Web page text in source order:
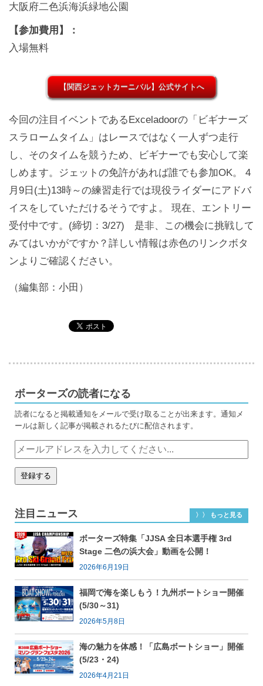
大阪府二色浜海浜緑地公園
【参加費用】：
入場無料
【関西ジェットカーニバル】公式サイトへ
今回の注目イベントであるExceladoorの「ビギナーズ
スラロームタイム」はレースではなく一人ずつ走行
し、そのタイムを競うため、ビギナーでも安心して楽
しめます。ジェットの免許があれば誰でも参加OK。 4
月9日(土)13時～の練習走行では現役ライダーにアドバ
イスをしていただけるそうですよ。 現在、エントリー
受付中です。(締切：3/27) 是非、この機会に挑戦して
みてはいかがですか？​詳しい情報は赤色のリンクボタ
ンよりご確認ください。
（編集部：小田）
ボーターズの読者になる
読者になると掲載通知をメールで受け取ることが出来ます。通知メ
ールは新しく記事が掲載されるたびに配信されます。
注目ニュース 〉〉 もっと見る
ボーターズ特集「JJSA 全日本選手権 3rd
Stage 二色の浜大会」動画を公開！
2026年6月19日
福岡で海を楽しもう！九州ボートショー開催
(5/30～31)
2026年5月8日
海の魅力を体感！「広島ボートショー」開催
(5/23・24)
2026年4月21日